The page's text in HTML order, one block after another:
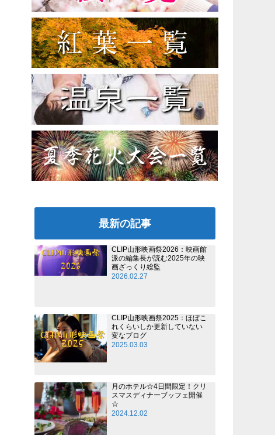
最新の記事
CLIP山形映画祭2026：映画館
派の編集長が読む2025年の映
画ざっくり総監
2026.02.27
CLIP山形映画祭2025：ほぼこ
れくらいしか更新していない
変なブログ
2025.03.03
月のホテル☆4日間限定！クリ
スマスディナーブッフェ開催
☆
2024.12.02